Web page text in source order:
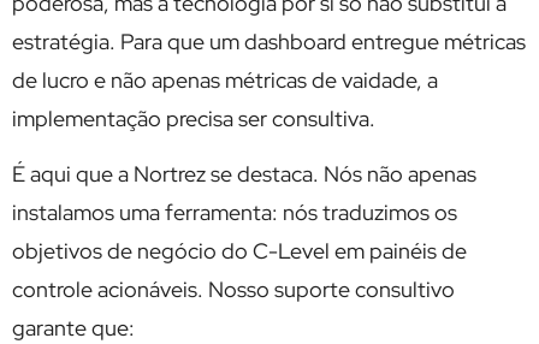
estratégia. Para que um dashboard entregue métricas
de lucro e não apenas métricas de vaidade, a
implementação precisa ser consultiva.
É aqui que a Nortrez se destaca. Nós não apenas
instalamos uma ferramenta: nós traduzimos os
objetivos de negócio do C-Level em painéis de
controle acionáveis. Nosso suporte consultivo
garante que: